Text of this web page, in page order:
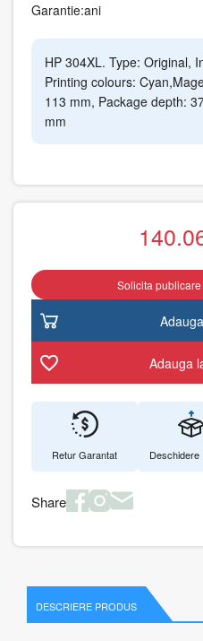
Garantie:ani
HP 304XL. Type: Original,
Printing colours:
113 mm, Package depth:
mm
Solicita
Adauga
Retur Garantat Deschidere
Share
DESCRIERE PRODUS